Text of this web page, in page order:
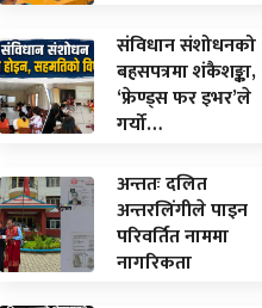
संविधान संशोधनको
बहसपत्रमा शंकैशङ्का,
‘फ्रेण्ड्स फर इभर’ले
गर्यो…
अन्ततः दलित
अन्तरलिंगीले पाइन
परिवर्तित नाममा
नागरिकता